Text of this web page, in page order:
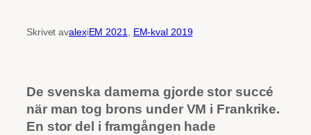
Skrivet avalexiEM 2021 EM-kval 2019
De svenska damerna gjorde stor succé
när man tog brons under VM i Frankrike.
En stor del i framgången hade